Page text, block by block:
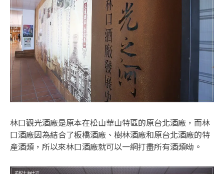
林口觀光酒廠是原本在松山華山特區的原台北酒廠，而林
口酒廠因為結合了板橋酒廠、樹林酒廠和原台北酒廠的特
產酒類，所以來林口酒廠就可以一網打盡所有酒類呦。